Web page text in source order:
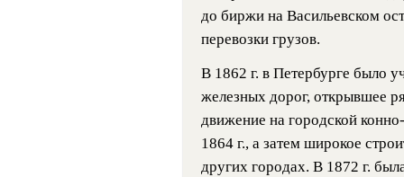
до биржи на Васильевском
перевозки грузов.
В 1862 г. в Петербурге было
железных дорог, открывшее
движение на городской
1864 г., а затем широкое
других городах. В 1872 г.